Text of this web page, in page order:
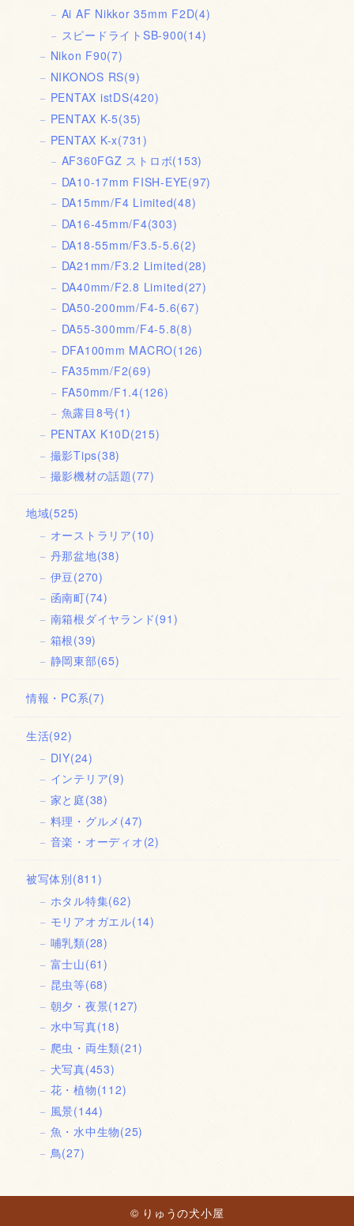
Ai AF Nikkor 35mm F2D(4)
スピードライトSB-900(14)
Nikon F90(7)
NIKONOS RS(9)
PENTAX istDS(420)
PENTAX K-5(35)
PENTAX K-x(731)
AF360FGZ ストロボ(153)
DA10-17mm FISH-EYE(97)
DA15mm/F4 Limited(48)
DA16-45mm/F4(303)
DA18-55mm/F3.5-5.6(2)
DA21mm/F3.2 Limited(28)
DA40mm/F2.8 Limited(27)
DA50-200mm/F4-5.6(67)
DA55-300mm/F4-5.8(8)
DFA100mm MACRO(126)
FA35mm/F2(69)
FA50mm/F1.4(126)
魚露目8号(1)
PENTAX K10D(215)
撮影Tips(38)
撮影機材の話題(77)
地域(525)
オーストラリア(10)
丹那盆地(38)
伊豆(270)
函南町(74)
南箱根ダイヤランド(91)
箱根(39)
静岡東部(65)
情報・PC系(7)
生活(92)
DIY(24)
インテリア(9)
家と庭(38)
料理・グルメ (47)
音楽・オーディオ(2)
被写体別(811)
ホタル特集(62)
モリアオガエル(14)
哺乳類(28)
富士山(61)
昆虫等(68)
朝夕・夜景(127)
水中写真(18)
爬虫・両生類(21)
犬写真(453)
花・植物(112)
風景(144)
魚・水中生物(25)
鳥(27)
© りゅうの犬小屋